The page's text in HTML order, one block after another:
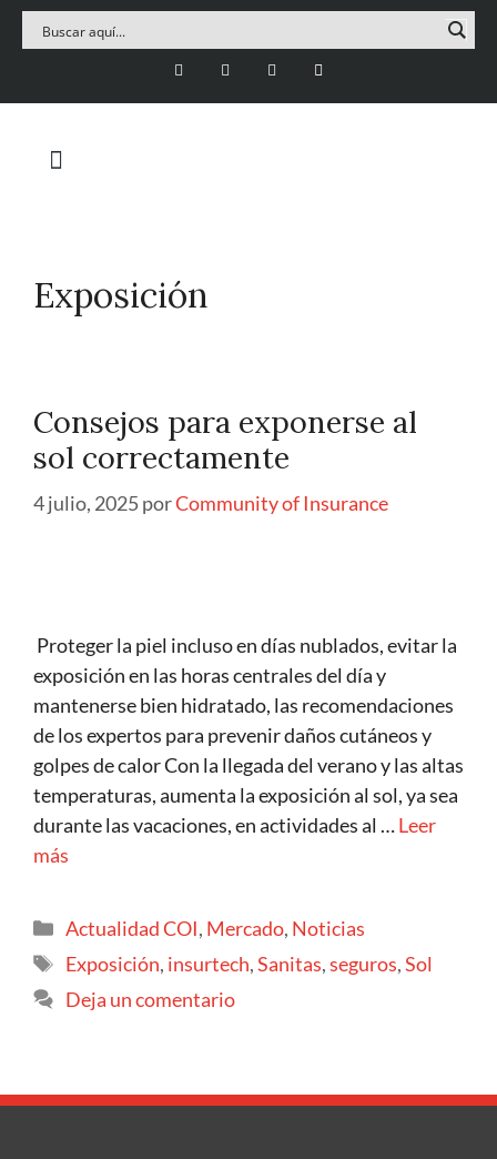
Exposición
Consejos para exponerse al
sol correctamente
4 julio, 2025porCommunity of Insurance
Proteger la piel incluso en días nublados, evitar la
exposición en las horas centrales del día y
mantenerse bien hidratado, las recomendaciones
de los expertos para prevenir daños cutáneos y
golpes de calor Con la llegada del verano y las altas
temperaturas, aumenta la exposición al sol, ya sea
durante las vacaciones, en actividades al …Leer
más
Actualidad COI, Mercado, Noticias
Exposición, insurtech,Sanitas,seguros,Sol
Deja un comentario